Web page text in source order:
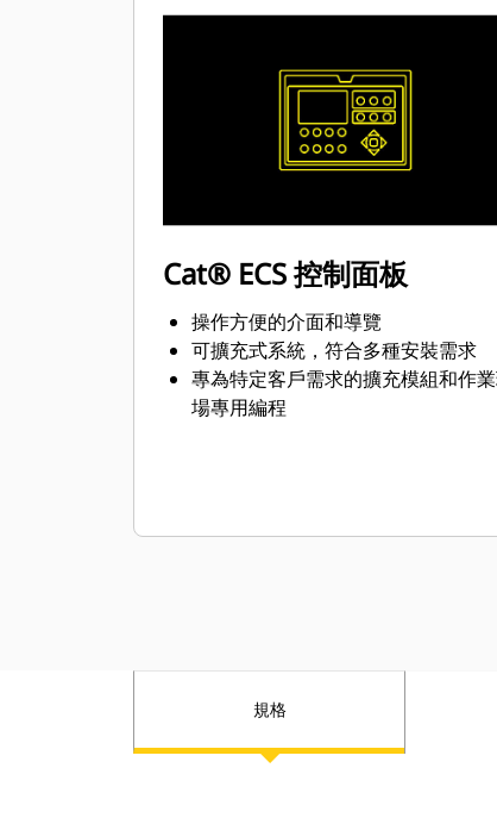
Cat® ECS 控制面板
操作方便的介面和導覽
可擴充式系統，符合多種安裝需求
專為特定客戶需求的擴充模組和作
場專用編程
規格